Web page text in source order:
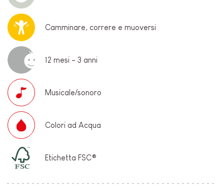
Camminare, correre e muoversi
12 mesi - 3 anni
Musicale/sonoro
Colori ad Acqua
Etichetta FSC®